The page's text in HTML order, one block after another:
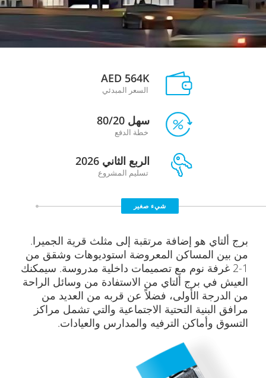
شيء صغير
AED 564K
السعر المبدئي
سهل 80/20
خطة الدفع
الربع الثاني 2026
تسليم المشروع
برج ألتاي هو إضافة مرتقبة إلى مثلث قرية الجميرا.
من بين المساكن المعروضة استوديوهات وشقق من
1-2 غرفة نوم مع تصميمات داخلية مدروسة. سيمكنك
العيش في برج ألتاي من الاستفادة من وسائل الراحة
من الدرجة الأولى، فضلاً عن قربه من العديد من
مرافق البنية التحتية الاجتماعية والتي تشمل مراكز
التسوق وأماكن الترفيه والمدارس والعيادات.